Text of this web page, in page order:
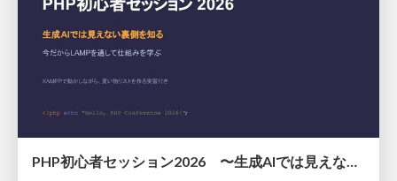
PHP初心者セッション2026 〜生成AIでは見えない裏側を知る：今だからLAMPを通して仕組みを学ぶ〜